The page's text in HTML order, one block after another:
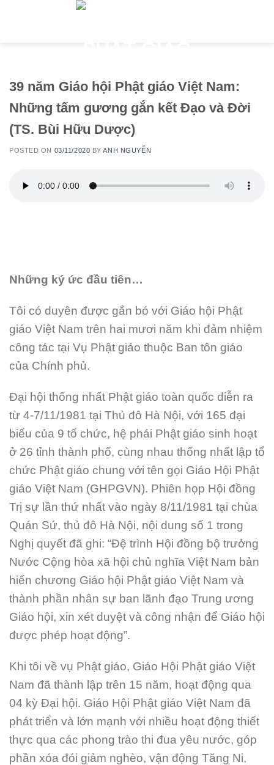
39 năm Giáo hội Phật giáo Việt Nam:
Những tấm gương gắn kết Đạo và Đời
(TS. Bùi Hữu Dược)
POSTED ON 03/11/2020 BYANH NGUYỄN
Những ký ức đầu tiên…
Tôi có duyên được gắn bó với Giáo hội Phật
giáo Việt Nam trên hai mươi năm khi đảm nhiệm
công tác tại Vụ Phật giáo thuộc Ban tôn giáo
của Chính phủ.
Đại hội thống nhất Phật giáo toàn quốc diễn ra
từ 4-7/11/1981 tại Thủ đô Hà Nội, với 165 đại
biểu của 9 tổ chức, hệ phái Phật giáo sinh hoạt
ở 26 tỉnh thành phố, cùng nhau thống nhất lập tổ
chức Phật giáo chung với tên gọi Giáo Hội Phật
giáo Việt Nam (GHPGVN). Phiên họp Hội đồng
Trị sự lần thứ nhất vào ngày 8/11/1981 tại chùa
Quán Sứ, thủ đô Hà Nội, nội dung số 1 trong
Nghị quyết đã ghi: “Đệ trình Hội đồng bộ trưởng
Nước Cộng hòa xã hội chủ nghĩa Việt Nam bản
hiến chương Giáo hội Phật giáo Việt Nam và
thành phần nhân sự ban lãnh đạo Trung ương
Giáo hội, xin xét duyệt và công nhận để Giáo hội
được phép hoạt động”.
Khi tôi về vụ Phật giáo, Giáo Hội Phật giáo Việt
Nam đã thành lập trên 15 năm, hoạt động qua
04 kỳ Đại hội. Giáo Hội Phật giáo Việt Nam đã
phát triển và lớn mạnh với nhiều hoạt động thiết
thực qua các phong trào thi đua yêu nước, góp
phần xóa đói giảm nghèo, vận động Tăng Ni,